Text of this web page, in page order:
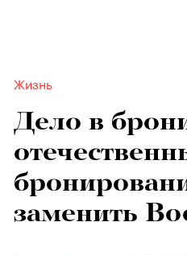
Жизнь
Дело в
заменить